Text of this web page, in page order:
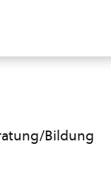
Bildung